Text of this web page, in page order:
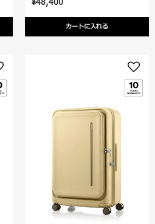
カートに入れる